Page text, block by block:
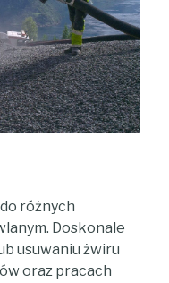
różnych
Doskonale
usuwaniu żwiru
oraz pracach